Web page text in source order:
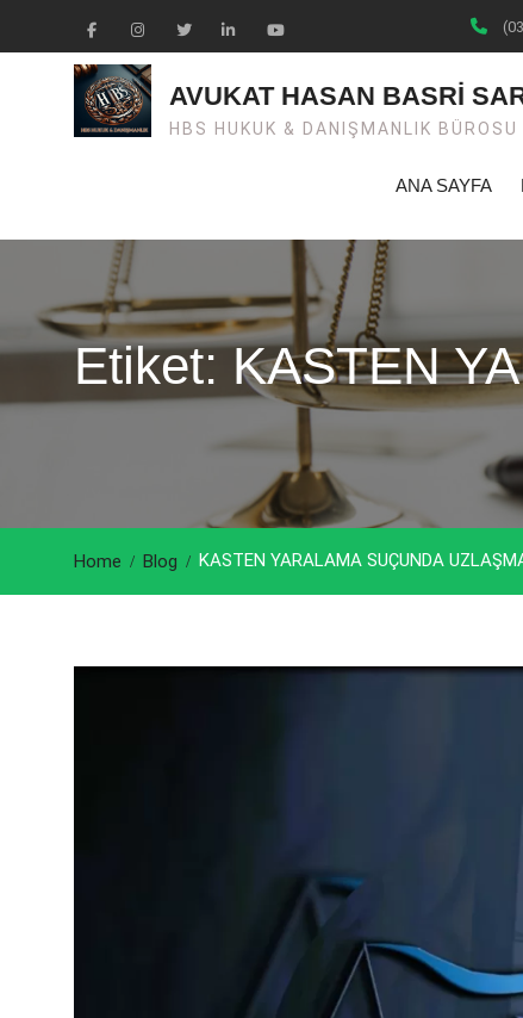
FacebookInstagramTwiter LinkedinYoutube
AVUKAT HASAN BASRİ
HBS HUKUK & DANIŞMANLIK BÜROSU
ANA SAYFA
Etiket: KASTEN
Home Blog KASTEN YARALAMA SUÇUNDA